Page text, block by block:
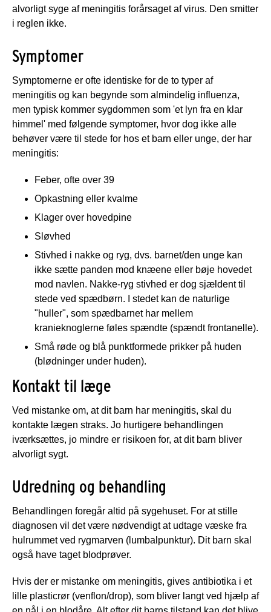
alvorligt syge af meningitis forårsaget af virus. Den smitter
i reglen ikke.
Symptomer
Symptomerne er ofte identiske for de to typer af
meningitis og kan begynde som almindelig influenza,
men typisk kommer sygdommen som 'et lyn fra en klar
himmel' med følgende symptomer, hvor dog ikke alle
behøver være til stede for hos et barn eller unge, der har
meningitis:
Feber, ofte over 39
Opkastning eller kvalme
Klager over hovedpine
Sløvhed
Stivhed i nakke og ryg, dvs. barnet/den unge kan
ikke sætte panden mod knæene eller bøje hovedet
mod navlen. Nakke-ryg stivhed er dog sjældent til
stede ved spædbørn. I stedet kan de naturlige
"huller", som spædbarnet har mellem
kranieknoglerne føles spændte (spændt frontanelle).
Små røde og blå punktformede prikker på huden
(blødninger under huden).
Kontakt til læge
Ved mistanke om, at dit barn har meningitis, skal du
kontakte lægen straks. Jo hurtigere behandlingen
iværksættes, jo mindre er risikoen for, at dit barn bliver
alvorligt sygt.
Udredning og behandling
Behandlingen foregår altid på sygehuset. For at stille
diagnosen vil det være nødvendigt at udtage væske fra
hulrummet ved rygmarven (lumbalpunktur). Dit barn skal
også have taget blodprøver.
Hvis der er mistanke om meningitis, gives antibiotika i et
lille plasticrør (venflon/drop), som bliver langt ved hjælp af